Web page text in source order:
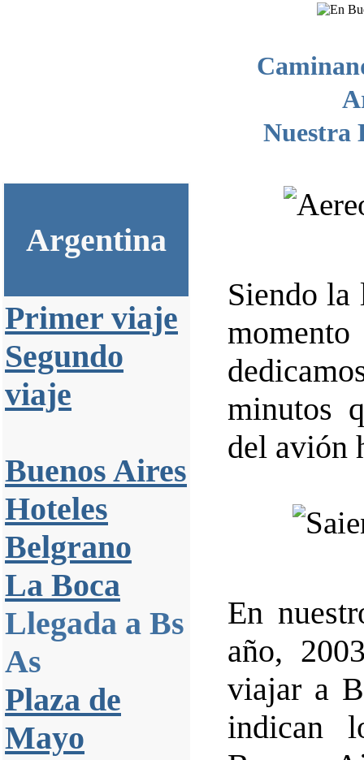
Nuestra
Argentina
Primer viaje
Segundo
viaje
Buenos Aires
Hoteles
Belgrano
La Boca
Llegada a Bs
As
Plaza de
Mayo
Siendo la
minutos
del avión
En
año,
viajar a
indican